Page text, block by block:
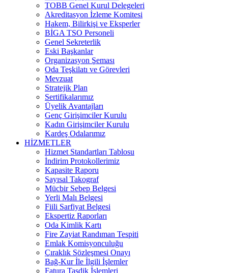
TOBB Genel Kurul Delegeleri
Akreditasyon İzleme Komitesi
Hakem, Bilirkişi ve Eksperler
BİGA TSO Personeli
Genel Sekreterlik
Eski Başkanlar
Organizasyon Şeması
Oda Teşkilatı ve Görevleri
Mevzuat
Stratejik Plan
Sertifikalarımız
Üyelik Avantajları
Genç Girişimciler Kurulu
Kadın Girişimciler Kurulu
Kardeş Odalarımız
HİZMETLER
Hizmet Standartları Tablosu
İndirim Protokollerimiz
Kapasite Raporu
Sayısal Takograf
Mücbir Sebep Belgesi
Yerli Malı Belgesi
Fiili Sarfiyat Belgesi
Ekspertiz Raporları
Oda Kimlik Kartı
Fire Zayiat Randıman Tespiti
Emlak Komisyonculuğu
Çıraklık Sözleşmesi Onayı
Bağ-Kur İle İlgili İşlemler
Fatura Tasdik İşlemleri